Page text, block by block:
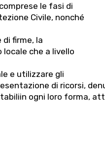
le fasi di
Civile, nonché
firme, la
che a livello
e utilizzare gli
di ricorsi,
ogni loro forma,